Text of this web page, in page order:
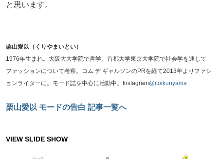
と思います。
栗山愛以（くりやまいとい）
1976年生まれ。大阪大大学院で哲学、首都大学東京大学院で社会学を通して
ファッションについて考察。コム デ ギャルソンのPRを経て2013年よりファシ
ョンライターに。モード誌を中心に活動中。Instagram@itoikuriyama
栗山愛以 モードの告白 記事一覧へ